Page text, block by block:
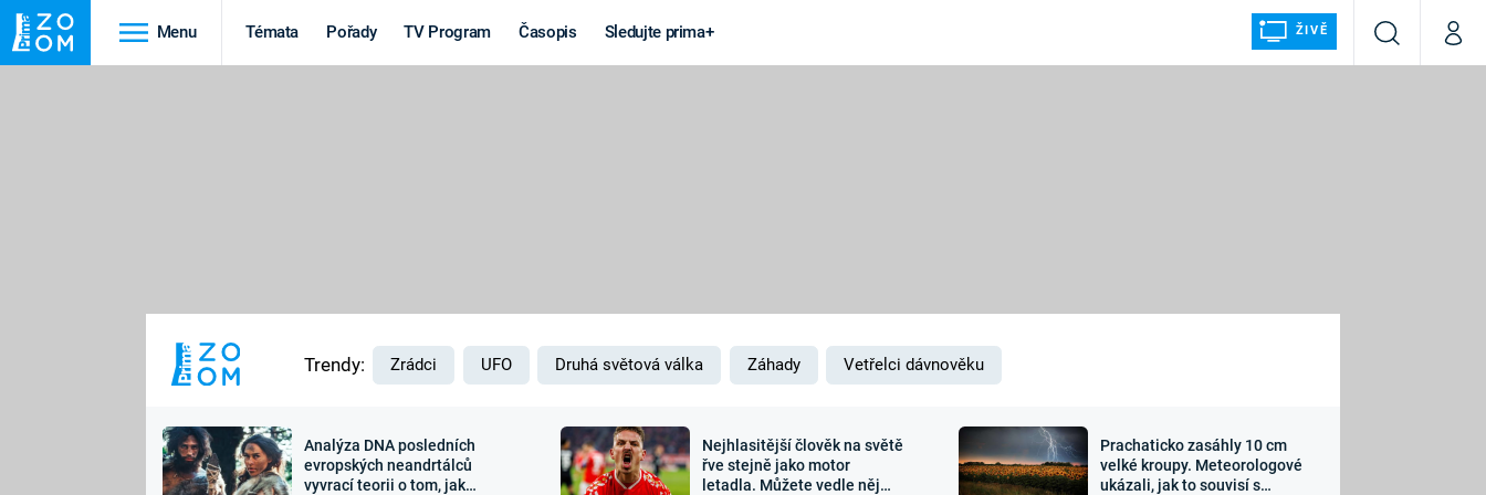
Menu Témata Pořady TV Program Časopis Sledujte prima+ ŽIVĚ
VyhledáváníMůj
MARS
Výročí
Záhady a
Zajímavosti Sledujte nás
Trendy: Zrádci UFO Druhá světová válka Záhady Vetřelci dávnověku
Analýza DNA posledních
evropských neandrtálců
vyvrací teorii o tom, jak
Nejhlasitější člověk na světě
řve stejně jako motor
letadla. Můžete vedle něj
Prachaticko zasáhly 10 cm
velké kroupy. Meteorologové
ukázali, jak to souvisí s